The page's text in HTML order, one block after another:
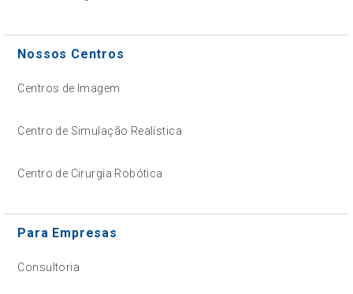
Nossos Centros
Centros de Imagem
Centro de Simulação Realística
Centro de Cirurgia Robótica
Para Empresas
Consultoria